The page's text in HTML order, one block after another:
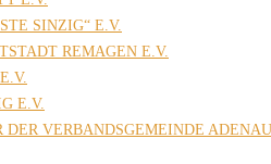
SINZIG“ E.V.
REMAGEN E.V.
E.V.
DER VERBANDSGEMEINDE